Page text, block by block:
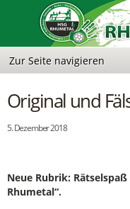
Original und
5. Dezember 2018
Neue Rubrik:
Rhumetal“.